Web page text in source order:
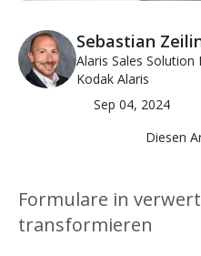
Bild Sebastian
Alaris Sales Solution
Kodak Alaris
Sep 04, 2024
Diesen
Formulare in
transformieren